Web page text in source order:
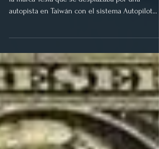
El video recorre el mundo. Un auto concebido
la marca Tesla que se desplazaba por una